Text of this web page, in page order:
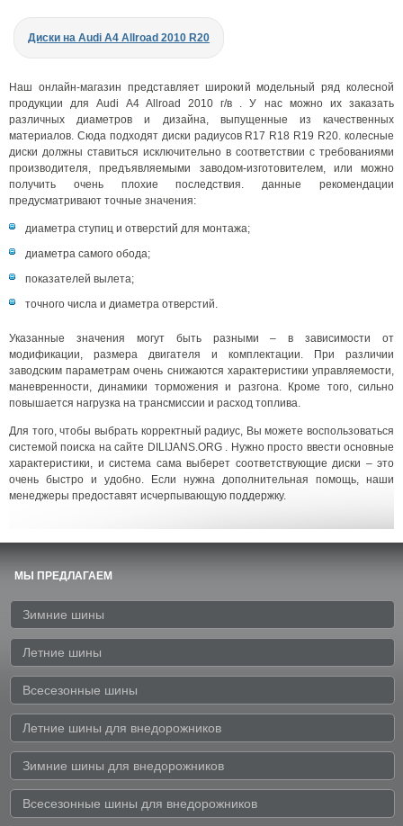
Диски на Audi A4 Allroad 2010 R20
Наш онлайн-магазин представляет широкий модельный ряд колесной
продукции для Audi A4 Allroad 2010 г/в . У нас можно их заказать
различных диаметров и дизайна, выпущенные из качественных
материалов. Сюда подходят диски радиусов R17 R18 R19 R20. колесные
диски должны ставиться исключительно в соответствии с требованиями
производителя, предъявляемыми заводом-изготовителем, или можно
получить очень плохие последствия. данные рекомендации
предусматривают точные значения:
диаметра ступиц и отверстий для монтажа;
диаметра самого обода;
показателей вылета;
точного числа и диаметра отверстий.
Указанные значения могут быть разными – в зависимости от
модификации, размера двигателя и комплектации. При различии
заводским параметрам очень снижаются характеристики управляемости,
маневренности, динамики торможения и разгона. Кроме того, сильно
повышается нагрузка на трансмиссии и расход топлива.
Для того, чтобы выбрать корректный радиус, Вы можете воспользоваться
системой поиска на сайте DILIJANS.ORG . Нужно просто ввести основные
характеристики, и система сама выберет соответствующие диски – это
очень быстро и удобно. Если нужна дополнительная помощь, наши
менеджеры предоставят исчерпывающую поддержку.
МЫ ПРЕДЛАГАЕМ
Зимние шины
Летние шины
Всесезонные шины
Летние шины для внедорожников
Зимние шины для внедорожников
Всесезонные шины для внедорожников